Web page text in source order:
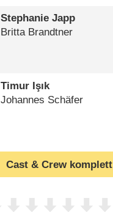
Stephanie Japp
Britta Brandtner
Timur Işık
Johannes Schäfer
Cast & Crew komplett